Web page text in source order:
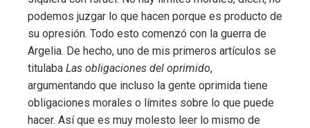
podemos juzgar lo que hacen porque es producto de
su opresión. Todo esto comenzó con la guerra de
Argelia. De hecho, uno de mis primeros artículos se
titulaba Las obligaciones del oprimido,
argumentando que incluso la gente oprimida tiene
obligaciones morales o límites sobre lo que puede
hacer. Así que es muy molesto leer lo mismo de